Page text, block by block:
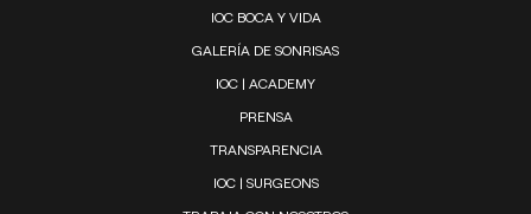
IOC BOCA Y VIDA
GALERÍA DE SONRISAS
IOC | ACADEMY
PRENSA
TRANSPARENCIA
IOC | SURGEONS